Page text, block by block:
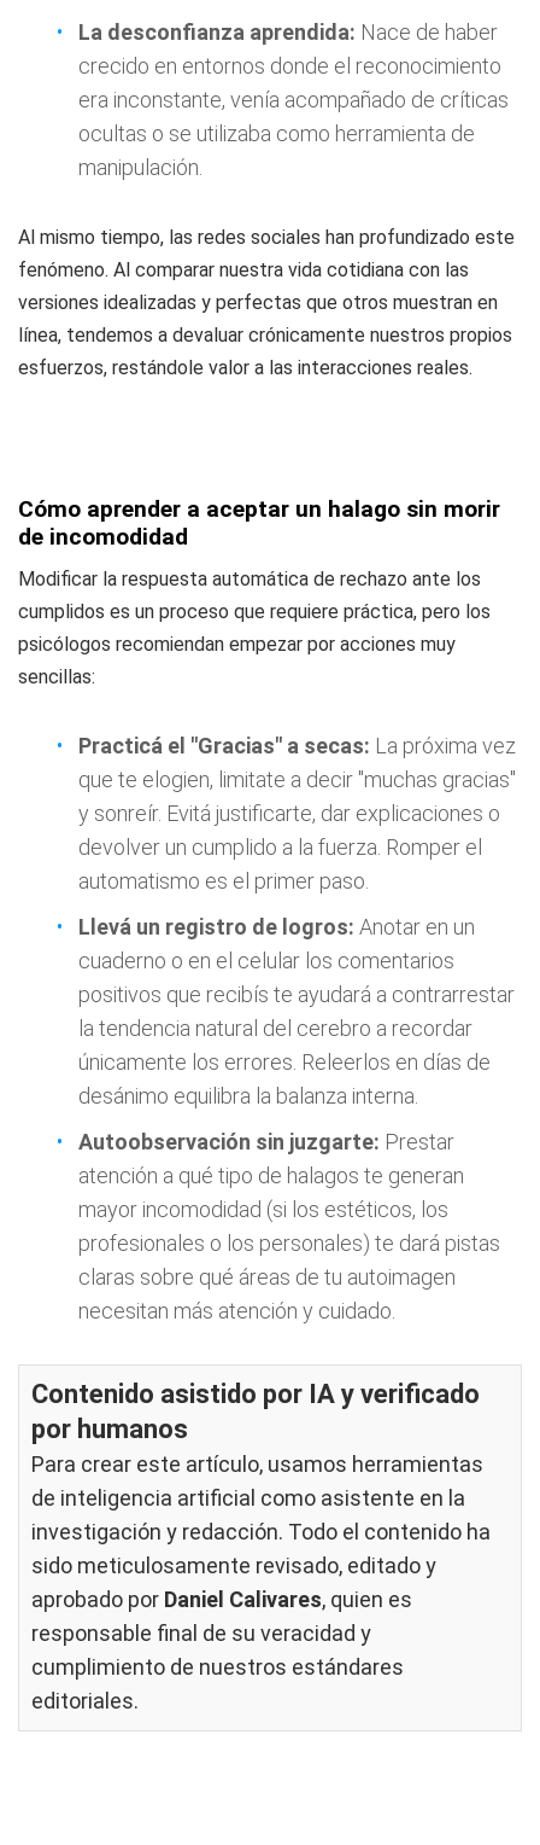
La desconfianza aprendida: Nace de haber
crecido en entornos donde el reconocimiento
era inconstante, venía acompañado de críticas
ocultas o se utilizaba como herramienta de
manipulación.
Al mismo tiempo, las redes sociales han profundizado este
fenómeno. Al comparar nuestra vida cotidiana con las
versiones idealizadas y perfectas que otros muestran en
línea, tendemos a devaluar crónicamente nuestros propios
esfuerzos, restándole valor a las interacciones reales.
Cómo aprender a aceptar un halago sin morir
de incomodidad
Modificar la respuesta automática de rechazo ante los
cumplidos es un proceso que requiere práctica, pero los
psicólogos recomiendan empezar por acciones muy
sencillas:
Practicá el "Gracias" a secas: La próxima vez
que te elogien, limitate a decir "muchas gracias"
y sonreír. Evitá justificarte, dar explicaciones o
devolver un cumplido a la fuerza. Romper el
automatismo es el primer paso.
Llevá un registro de logros: Anotar en un
cuaderno o en el celular los comentarios
positivos que recibís te ayudará a contrarrestar
la tendencia natural del cerebro a recordar
únicamente los errores. Releerlos en días de
desánimo equilibra la balanza interna.
Autoobservación sin juzgarte: Prestar
atención a qué tipo de halagos te generan
mayor incomodidad (si los estéticos, los
profesionales o los personales) te dará pistas
claras sobre qué áreas de tu autoimagen
necesitan más atención y cuidado.
Contenido asistido por IA y verificado
por humanos
Para crear este artículo, usamos herramientas
de inteligencia artificial como asistente en la
investigación y redacción. Todo el contenido ha
sido meticulosamente revisado, editado y
aprobado por Daniel Calivares, quien es
responsable final de su veracidad y
cumplimiento de nuestros estándares
editoriales.